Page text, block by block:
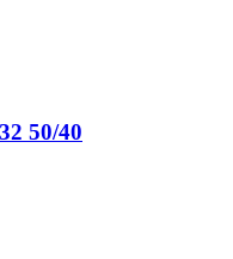
50/40